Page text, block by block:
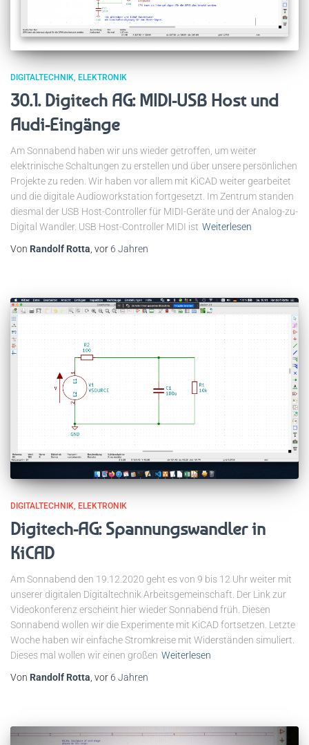
DIGITALTECHNIK ELEKTRONIK
30.1. Digitech AG: MIDI-USB Host und
Audi-Eingänge
Am Sonnabend haben wir uns wieder getroffen, um weiter
elektrinische Schaltungen zu erstellen und über unsere persönlichen
Projekte zu reden. Wir haben vor allem mit KiCAD weiter gearbeitet
und die digitale Audioworkstation fortgesetzt. Im Zentrum standen
diesmal der USB Host-Controller für MIDI-Geräte und der Analog-zu-
Digital Wandler. USB Host-Controller MIDI ist Weiterlesen
Von Randolf Rotta, vor 6 Jahren
DIGITALTECHNIK ELEKTRONIK
Digitech-AG: Spannungswandler in
KiCAD
Am Sonnabend den 19.12.2020 geht es von 9 bis 12 Uhr weiter mit
unserer digitalen Digitaltechnik Arbeitsgemeinschaft. Der Link zur
Videokonferenz erscheint hier wieder Sonnabend früh. Diesen
Sonnabend wollen wir die Experimente mit KiCAD fortsetzen. Letzte
Woche haben wir einfache Stromkreise mit Widerständen simuliert.
Dieses mal wollen wir einen großen Weiterlesen
Von Randolf Rotta , vor 6 Jahren